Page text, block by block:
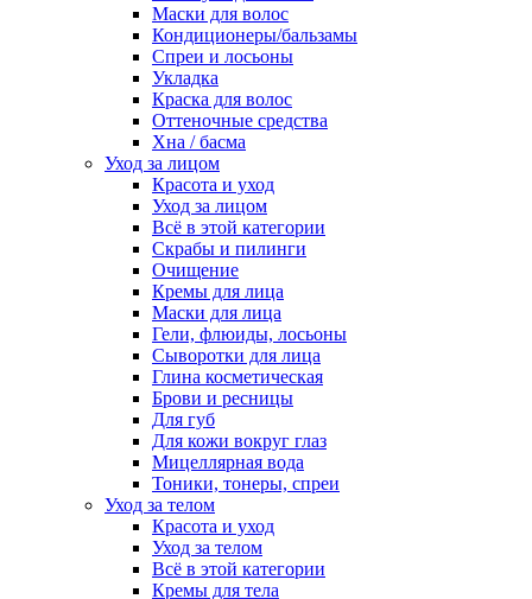
Маски для волос
Кондиционеры/бальзамы
Спреи и лосьоны
Укладка
Краска для волос
Оттеночные средства
Хна / басма
Уход за лицом
Красота и уход
Уход за лицом
Всё в этой категории
Скрабы и пилинги
Очищение
Кремы для лица
Маски для лица
Гели, флюиды, лосьоны
Сыворотки для лица
Глина косметическая
Брови и ресницы
Для губ
Для кожи вокруг глаз
Мицеллярная вода
Тоники, тонеры, спреи
Уход за телом
Красота и уход
Уход за телом
Всё в этой категории
Кремы для тела